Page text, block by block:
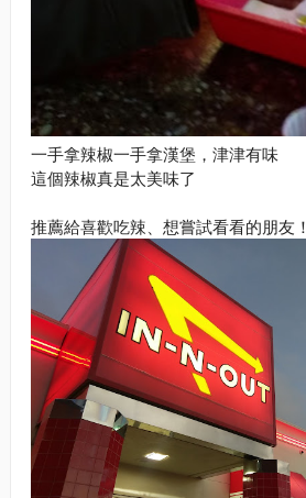
一手拿辣椒一手拿漢堡，津津有味
這個辣椒真是太美味了
推薦給喜歡吃辣、想嘗試看看的朋友！